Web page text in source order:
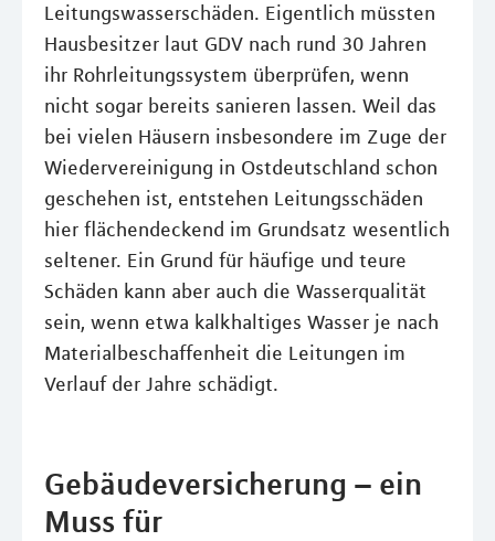
Leitungswasserschäden. Eigentlich müssten
Hausbesitzer laut GDV nach rund 30 Jahren
ihr Rohrleitungssystem überprüfen, wenn
nicht sogar bereits sanieren lassen. Weil das
bei vielen Häusern insbesondere im Zuge der
Wiedervereinigung in Ostdeutschland schon
geschehen ist, entstehen Leitungsschäden
hier flächendeckend im Grundsatz wesentlich
seltener. Ein Grund für häufige und teure
Schäden kann aber auch die Wasserqualität
sein, wenn etwa kalkhaltiges Wasser je nach
Materialbeschaffenheit die Leitungen im
Verlauf der Jahre schädigt.
Gebäudeversicherung – ein
Muss für